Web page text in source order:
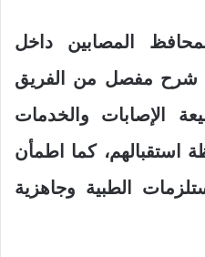
المصابين داخل
شرح مفصل من الفريق
الإصابات والخدمات
استقبالهم، كما اطمأن
الطبية وجاهزية